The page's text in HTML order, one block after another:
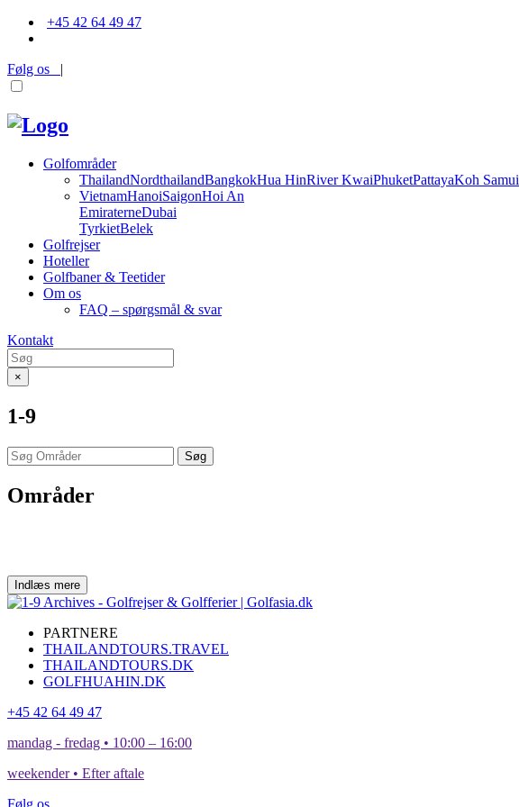
+45 42 64 49 47
Følg os |
Golfområder
ThailandNordthailandBangkokHua HinRiver KwaiPhuketPattayaKoh Samui
VietnamHanoiSaigonHoi An
EmiraterneDubai
TyrkietBelek
Golfrejser
Hoteller
Golfbaner & Teetider
Om os
FAQ – spørgsmål & svar
Kontakt
×
1-9
Søg
Områder
Indlæs mere
PARTNERE
THAILANDTOURS.TRAVEL
THAILANDTOURS.DK
GOLFHUAHIN.DK
+45 42 64 49 47
mandag - fredag • 10:00 – 16:00
weekender • Efter aftale